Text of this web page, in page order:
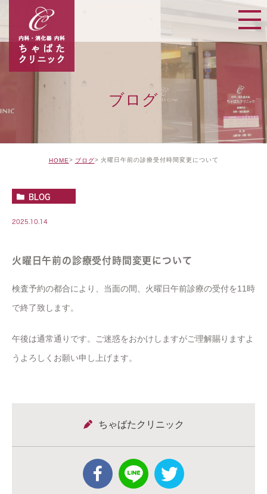
ブログ
HOME ブログ 火曜日午前の診療受付時間変更について
BLOG
2025.10.14
火曜日午前の診療受付時間変更について
検査予約の都合により、当面の間、火曜日午前診療の受付を11時
で終了致します。
午後は通常通りです。ご迷惑をおかけしますがご理解賜りますよ
うよろしくお願い申し上げます。
ちゃばたクリニック